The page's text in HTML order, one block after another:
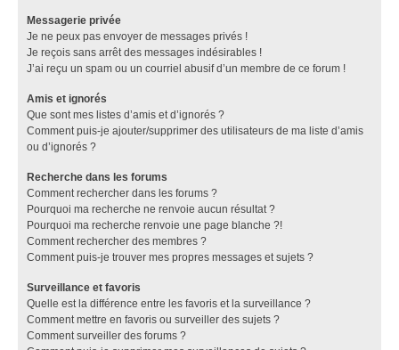
Messagerie privée
Je ne peux pas envoyer de messages privés !
Je reçois sans arrêt des messages indésirables !
J’ai reçu un spam ou un courriel abusif d’un membre de ce forum !
Amis et ignorés
Que sont mes listes d’amis et d’ignorés ?
Comment puis-je ajouter/supprimer des utilisateurs de ma liste d’amis
ou d’ignorés ?
Recherche dans les forums
Comment rechercher dans les forums ?
Pourquoi ma recherche ne renvoie aucun résultat ?
Pourquoi ma recherche renvoie une page blanche ?!
Comment rechercher des membres ?
Comment puis-je trouver mes propres messages et sujets ?
Surveillance et favoris
Quelle est la différence entre les favoris et la surveillance ?
Comment mettre en favoris ou surveiller des sujets ?
Comment surveiller des forums ?